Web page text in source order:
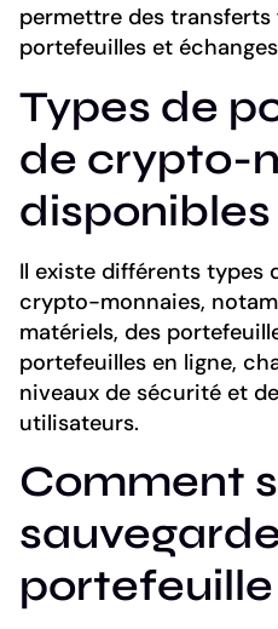
permettre des
portefeuilles et
Types de
de crypto-
disponibles
Il existe différents types
crypto-monnaies,
matériels, des
portefeuilles en ligne,
niveaux de sécurité et
utilisateurs.
Comment
portefeuille